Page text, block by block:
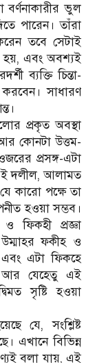
বর্ণনাকারীর ভুল
পারেন। তাঁরা
তবে সেটাই
হয়, এবং অবশ্যই
ব্যক্তি চিন্তা-
সাধারণ
প্রকৃত অবস্থা
কোনটা উত্তম-
প্রসঙ্গ-এটা
দলীল, আলামত
কারো পক্ষে তা
হওয়া সম্ভব।
ফিকহী প্রজ্ঞা
ফকীহ ও
এটা ফিকহে
আর যেহেতু এই
সৃষ্টি হওয়া
যে, সংশ্লিষ্ট
এখানে বিভিন্ন
বলা যায়, এই